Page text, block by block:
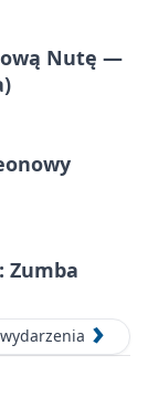
Nutę —
Zumba